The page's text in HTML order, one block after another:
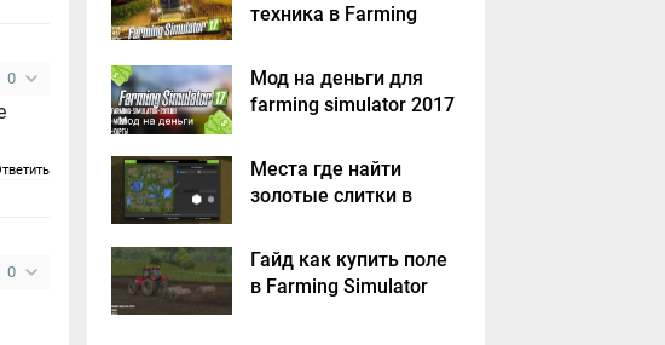
0
0
техника в Farming
Мод на деньги для
farming simulator 2017
Места где найти
золотые слитки в
2017?
Гайд как купить поле
в Farming Simulator